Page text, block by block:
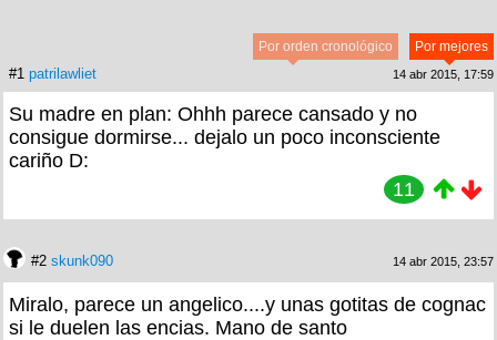
Por mejores
Por orden cronológico
#1 patrilawliet 14 abr 2015, 17:59
Su madre en plan: Ohhh parece cansado y no
consigue dormirse... dejalo un poco inconsciente
cariño D:
11
#2 skunk090 14 abr 2015, 23:57
Miralo, parece un angelico....y unas gotitas de cognac
si le duelen las encias. Mano de santo